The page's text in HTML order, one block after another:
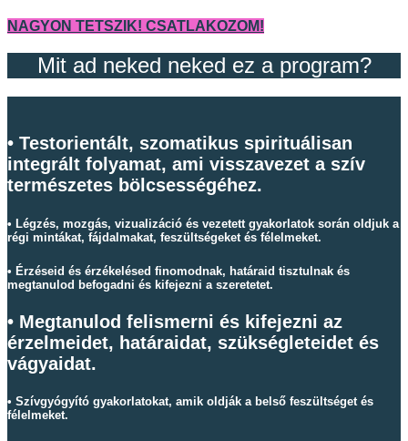
NAGYON TETSZIK! CSATLAKOZOM!
Mit ad neked neked ez a program?
• Testorientált, szomatikus spirituálisan
integrált folyamat, ami visszavezet a szív
természetes bölcsességéhez.
• Légzés, mozgás, vizualizáció és vezetett gyakorlatok során oldjuk a
régi mintákat, fájdalmakat, feszültségeket és félelmeket.
• Érzéseid és érzékelésed finomodnak, határaid tisztulnak és
megtanulod befogadni és kifejezni a szeretetet.
• Megtanulod felismerni és kifejezni az
érzelmeidet, határaidat, szükségleteidet és
vágyaidat.
• Szívgyógyító gyakorlatokat, amik oldják a belső feszültséget és
félelmeket.